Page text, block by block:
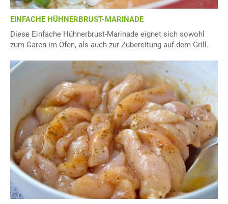
EINFACHE HÜHNERBRUST-MARINADE
Diese Einfache Hühnerbrust-Marinade eignet sich sowohl
zum Garen im Ofen, als auch zur Zubereitung auf dem Grill.